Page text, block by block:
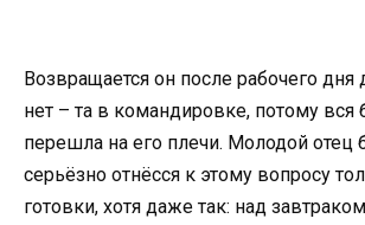
Возвращается он после рабочего
нет – та в командировке, потому вся
перешла на его плечи. Молодой отец
серьёзно отнёсся к этому вопросу
готовки, хотя даже так: над